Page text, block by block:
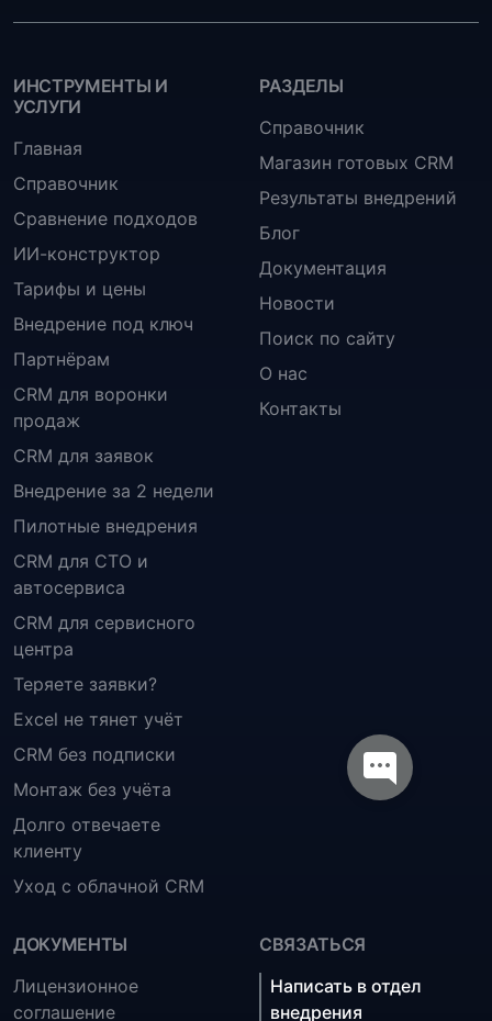
ИНСТРУМЕНТЫ И
УСЛУГИ
Главная
Справочник
Сравнение подходов
ИИ-конструктор
Тарифы и цены
Внедрение под ключ
Партнёрам
CRM для воронки
продаж
CRM для заявок
Внедрение за 2 недели
Пилотные внедрения
CRM для СТО и
автосервиса
CRM для сервисного
центра
Теряете заявки?
Excel не тянет учёт
CRM без подписки
Монтаж без учёта
Долго отвечаете
клиенту
Уход с облачной CRM
РАЗДЕЛЫ
Справочник
Магазин готовых CRM
Результаты внедрений
Блог
Документация
Новости
Поиск по сайту
О нас
Контакты
ДОКУМЕНТЫ
Лицензионное
соглашение
СВЯЗАТЬСЯ
Написать в отдел
внедрения